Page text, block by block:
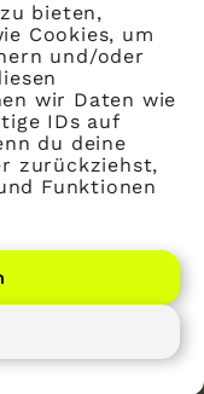
bieten,
Cookies, um
und/oder
wir Daten wie
IDs auf
du deine
zurückziehst,
Funktionen
bvitg e. V.